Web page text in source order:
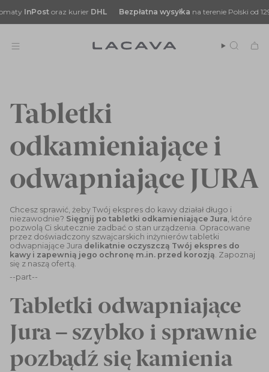
do
treści
InPostoraz kurierDHL Bezpłatna wysyłkana terenie Polski od 129 zł
Szukaj
Tabletki
odkamieniające i
odwapniające JURA
Chcesz sprawić, żeby Twój ekspres do kawy działał długo i
niezawodnie? Sięgnij po tabletki odkamieniające Jura, które
pozwolą Ci skutecznie zadbać o stan urządzenia. Opracowane
przez doświadczony szwajcarskich inżynierów tabletki
odwapniające Jura delikatnie oczyszczą Twój ekspres do
kawy i zapewnią jego ochronę m.in. przed korozją. Zapoznaj
się z naszą ofertą.
--part--
Tabletki odwapniające
Jura – szybko i sprawnie
pozbądź się kamienia